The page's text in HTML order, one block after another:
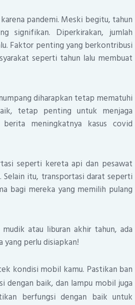
pandemi. Meski begitu, tahun
signifikan. Diperkirakan, jumlah
Faktor penting yang berkontribusi
seperti tahun lalu membuat
diharapkan tetap mematuhi
tetap penting untuk menjaga
meningkatnya kasus covid
seperti kereta api dan pesawat
itu, transportasi darat seperti
bagi mereka yang memilih pulang
atau liburan akhir tahun, ada
yang perlu disiapkan!
kondisi mobil kamu. Pastikan ban
dengan baik, dan lampu mobil juga
berfungsi dengan baik untuk